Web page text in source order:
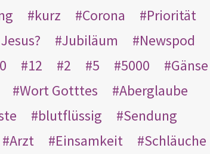
kurz Corona
Priorität
Jubiläum
Newspod
12 2 5 5000
Gänse
Wort Gotttes
Aberglaube
blutflüssig
Sendung
Arzt Einsamkeit
Schläuche